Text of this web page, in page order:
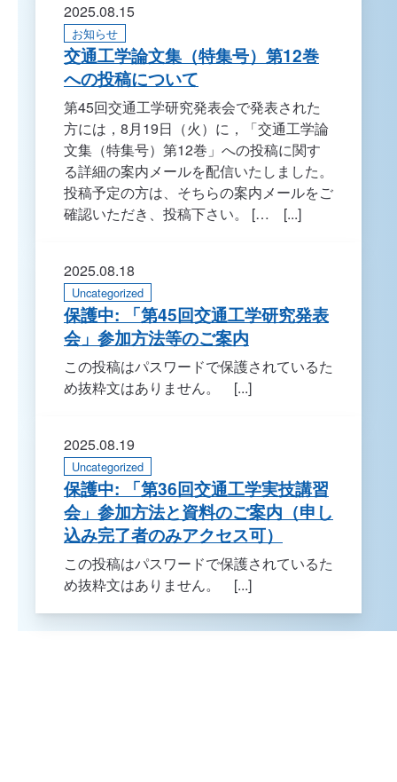
2025.08.15
お知らせ
交通工学論文集（特集号）第12巻
への投稿について
第45回交通工学研究発表会で発表された
方には，8月19日（火）に，「交通工学論
文集（特集号）第12巻」への投稿に関す
る詳細の案内メールを配信いたしました。
投稿予定の方は、そちらの案内メールをご
確認いただき、投稿下さい。 [… [...]
2025.08.18
Uncategorized
保護中: 「第45回交通工学研究発表
会」参加方法等のご案内
この投稿はパスワードで保護されているた
め抜粋文はありません。 [...]
2025.08.19
Uncategorized
保護中: 「第36回交通工学実技講習
会」参加方法と資料のご案内（申し
込み完了者のみアクセス可）
この投稿はパスワードで保護されているた
め抜粋文はありません。 [...]